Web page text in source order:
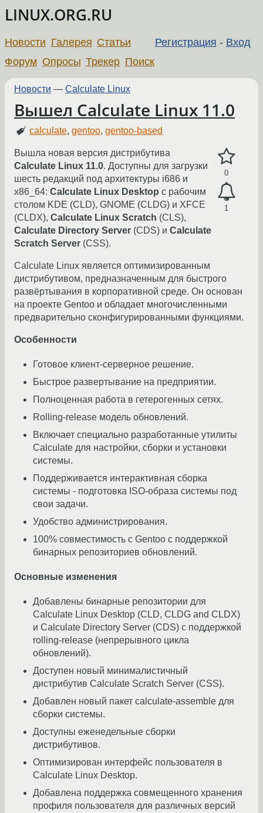
LINUX.ORG.RU
Регистрация - Вход
Новости Галерея Статьи
Форум Опросы Трекер Поиск
Новости — Calculate Linux
Вышел Calculate Linux 11.0
calculate,gentoo,gentoo-based
0
1
Вышла новая версия дистрибутива
Calculate Linux 11.0. Доступны для загрузки
шесть редакций под архитектуры i686 и
x86_64: Calculate Linux Desktop с рабочим
столом KDE (CLD), GNOME (CLDG) и XFCE
(CLDX), Calculate Linux Scratch (CLS),
Calculate Directory Server (CDS) и Calculate
Scratch Server (CSS).
Calculate Linux является оптимизированным
дистрибутивом, предназначенным для быстрого
развёртывания в корпоративной среде. Он основан
на проекте Gentoo и обладает многочисленными
предварительно сконфигурированными функциями.
Особенности
Готовое клиент-серверное решение.
Быстрое развертывание на предприятии.
Полноценная работа в гетерогенных сетях.
Rolling-release модель обновлений.
Включает специально разработанные утилиты
Calculate для настройки, сборки и установки
системы.
Поддерживается интерактивная сборка
системы - подготовка ISO-образа системы под
свои задачи.
Удобство администрирования.
100% совместимость с Gentoo с поддержкой
бинарных репозиториев обновлений.
Основные изменения
Добавлены бинарные репозитории для
Calculate Linux Desktop (CLD, CLDG and CLDX)
и Calculate Directory Server (CDS) с поддержкой
rolling-release (непрерывного цикла
обновлений).
Доступен новый минималистичный
дистрибутив Calculate Scratch Server (CSS).
Добавлен новый пакет calculate-assemble для
сборки системы.
Доступны еженедельные сборки
дистрибутивов.
Оптимизирован интерфейс пользователя в
Calculate Linux Desktop.
Добавлена поддержка совмещенного хранения
профиля пользователя для различных версий